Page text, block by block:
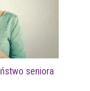
seniora